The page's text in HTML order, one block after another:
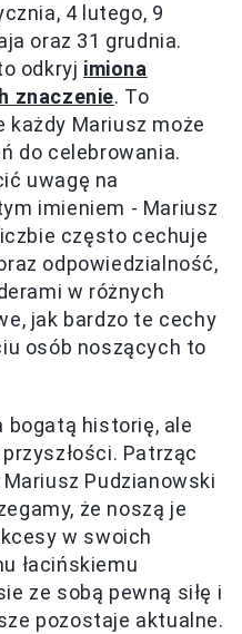
4 lutego, 9
oraz 31 grudnia.
odkryj imiona
znaczenie. To
każdy Mariusz może
do celebrowania.
uwagę na
imieniem - Mariusz
często cechuje
odpowiedzialność,
w różnych
jak bardzo te cechy
osób noszących to
bogatą historię, ale
Patrząc
Pudzianowski
że noszą je
w swoich
łacińskiemu
ze sobą pewną siłę i
pozostaje aktualne.